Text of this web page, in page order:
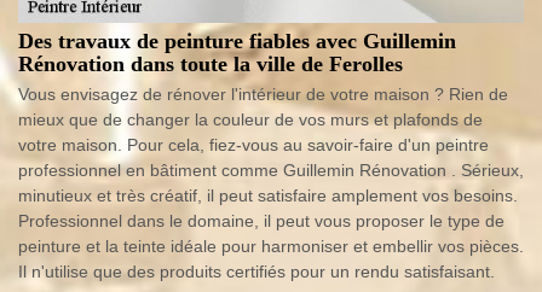
Des travaux de peinture fiables avec Guillemin
Rénovation dans toute la ville de Ferolles
Vous envisagez de rénover l'intérieur de votre maison ? Rien de
mieux que de changer la couleur de vos murs et plafonds de
votre maison. Pour cela, fiez-vous au savoir-faire d'un peintre
professionnel en bâtiment comme Guillemin Rénovation . Sérieux,
minutieux et très créatif, il peut satisfaire amplement vos besoins.
Professionnel dans le domaine, il peut vous proposer le type de
peinture et la teinte idéale pour harmoniser et embellir vos pièces.
Il n'utilise que des produits certifiés pour un rendu satisfaisant.